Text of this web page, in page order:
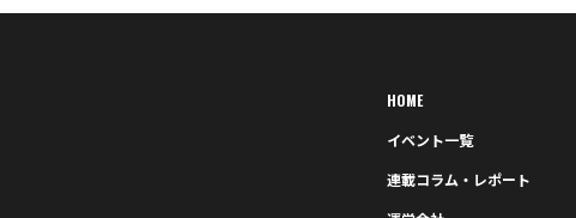
HOME
イベント一覧
連載コラム・レポート